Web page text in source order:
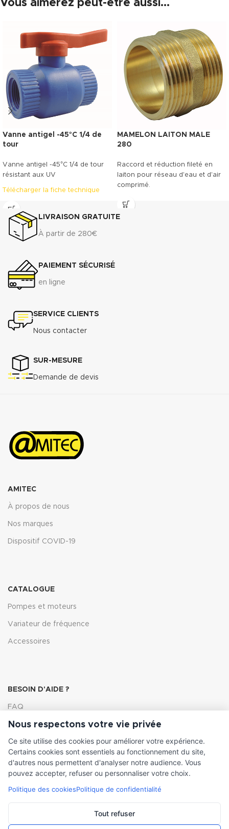
Vous aimerez peut-être aussi…
Vanne antigel -45°C 1/4 de
tour
Vanne antigel -45°C 1/4 de tour
résistant aux UV
Télécharger la fiche technique
MAMELON LAITON MALE
280
Raccord et réduction fileté en
laiton pour réseau d'eau et d'air
comprimé.
LIVRAISON GRATUITE
À partir de 280€
PAIEMENT SÉCURISÉ
en ligne
SERVICE CLIENTS
Nous contacter
SUR-MESURE
Demande de devis
AMITEC
À propos de nous
Nos marques
Dispositif COVID-19
CATALOGUE
Pompes et moteurs
Variateur de fréquence
Accessoires
BESOIN D'AIDE ?
FAQ
Lexique
Comment choisir ma pompe
INFORMATIONS LÉGALES
Mentions légales
Nous respectons votre vie privée
Ce site utilise des cookies pour améliorer votre expérience.
Certains cookies sont essentiels au fonctionnement du site,
d'autres nous permettent d'analyser notre audience. Vous
pouvez accepter, refuser ou personnaliser votre choix.
Politique des cookiesPolitique de confidentialité
Tout refuser